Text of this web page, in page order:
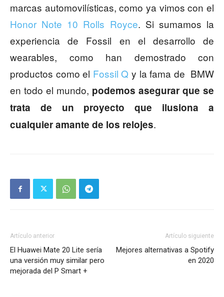
marcas automovilísticas, como ya vimos con el
Honor Note 10 Rolls Royce. Si sumamos la
experiencia de Fossil en el desarrollo de
wearables, como han demostrado con
productos como el Fossil Q y la fama de BMW
en todo el mundo, podemos asegurar que se
trata de un proyecto que ilusiona a
cualquier amante de los relojes.
Artículo anterior
El Huawei Mate 20 Lite sería
una versión muy similar pero
mejorada del P Smart +
Artículo siguiente
Mejores alternativas a Spotify
en 2020